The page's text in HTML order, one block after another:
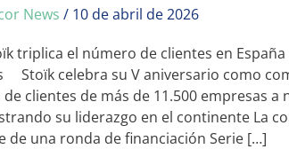
News / 10 de abril de 2026
triplica el número de clientes en España
Stoïk celebra su V aniversario como
clientes de más de 11.500 empresas a
su liderazgo en el continente La
de una ronda de financiación Serie […]